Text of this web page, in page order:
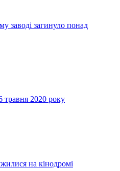
заводі загинуло понад
травня 2020 року
на кінодромі